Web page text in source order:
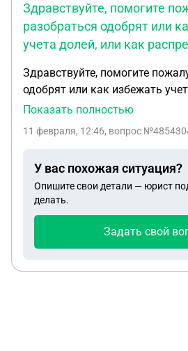
Здравствуйте, помогите
разобраться одобрят или
учета долей, или как
Здравствуйте, помогите
одобрят или как избежать
распределить Здравствуйте, помогите
избежать учета долей, или как
дом 150 кв там нам надо
бывший муж, моя доля и сына,
квадратов там тоже бывший
развод надо распределить
положении. Мы разведёмся
Показать полностью
11 февраля, 12:46, вопрос
У вас похожая ситуация?
Опишите свои детали — юрист
делать.
Задать свой